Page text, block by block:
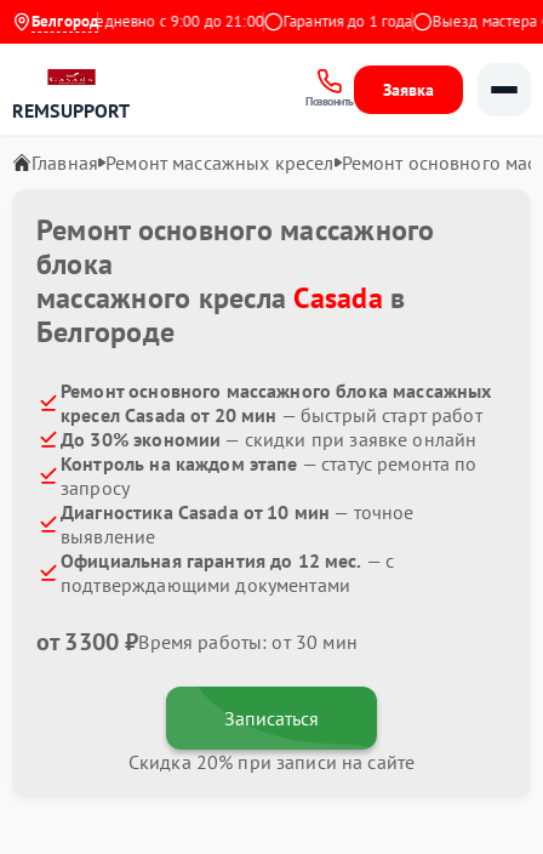
Белгород
Ежедневно с 9:00 до 21:00 Гарантия до 1 года Выезд мастера
REMSUPPORT Позвонить
Заявка
Главная Ремонт массажных кресел Ремонт основного
Ремонт основного массажного
блока
массажного кресла Casada в
Белгороде
Ремонт основного массажного блока массажных
кресел Casada от 20 мин — быстрый старт работ
До 30% экономии — скидки при заявке онлайн
Контроль на каждом этапе — статус ремонта по
запросу
Диагностика Casada от 10 мин — точное
выявление
Официальная гарантия до 12 мес. — с
подтверждающими документами
от 3300 ₽Время работы: от 30 мин
Записаться
Скидка 20% при записи на сайте